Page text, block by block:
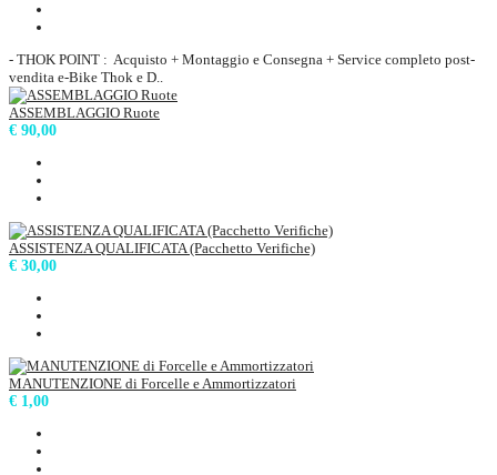
- THOK POINT : Acquisto + Montaggio e Consegna + Service completo post-
vendita e-Bike Thok e D..
ASSEMBLAGGIO Ruote
€ 90,00
ASSISTENZA QUALIFICATA (Pacchetto Verifiche)
€ 30,00
MANUTENZIONE di Forcelle e Ammortizzatori
€ 1,00